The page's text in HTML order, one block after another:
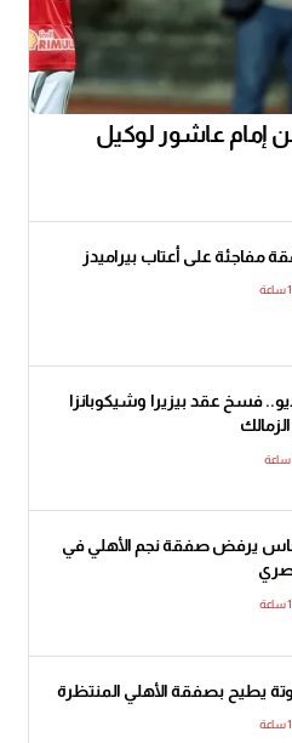
إمام عاشور لوكيل
مفاجئة على أعتاب بيراميدز
فسخ عقد بيزيرا وشيكوبانزا
يرفض صفقة نجم الأهلي في
يطيح بصفقة الأهلي المنتظرة